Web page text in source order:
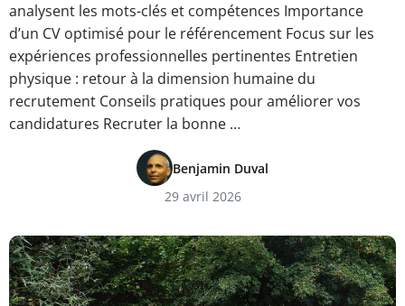
analysent les mots-clés et compétences Importance
d’un CV optimisé pour le référencement Focus sur les
expériences professionnelles pertinentes Entretien
physique : retour à la dimension humaine du
recrutement Conseils pratiques pour améliorer vos
candidatures Recruter la bonne …
Benjamin Duval
29 avril 2026